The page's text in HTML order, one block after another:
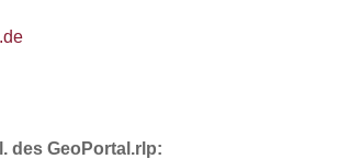
des GeoPortal.rlp: